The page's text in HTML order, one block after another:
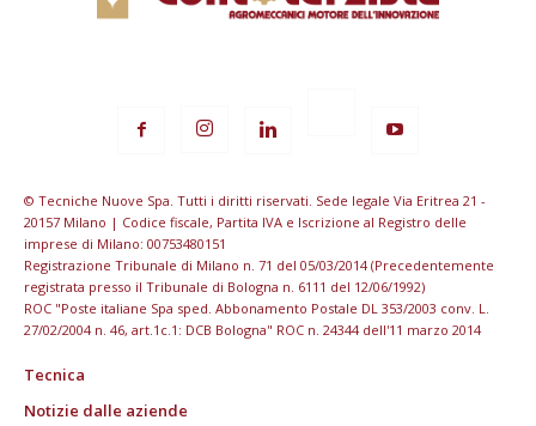
© Tecniche Nuove Spa. Tutti i diritti riservati. Sede legale Via Eritrea 21 -
20157 Milano | Codice fiscale, Partita IVA e Iscrizione al Registro delle
imprese di Milano: 00753480151
Registrazione Tribunale di Milano n. 71 del 05/03/2014 (Precedentemente
registrata presso il Tribunale di Bologna n. 6111 del 12/06/1992)
ROC "Poste italiane Spa sped. Abbonamento Postale DL 353/2003 conv. L.
27/02/2004 n. 46, art.1c.1: DCB Bologna" ROC n. 24344 dell'11 marzo 2014
Tecnica
Notizie dalle aziende